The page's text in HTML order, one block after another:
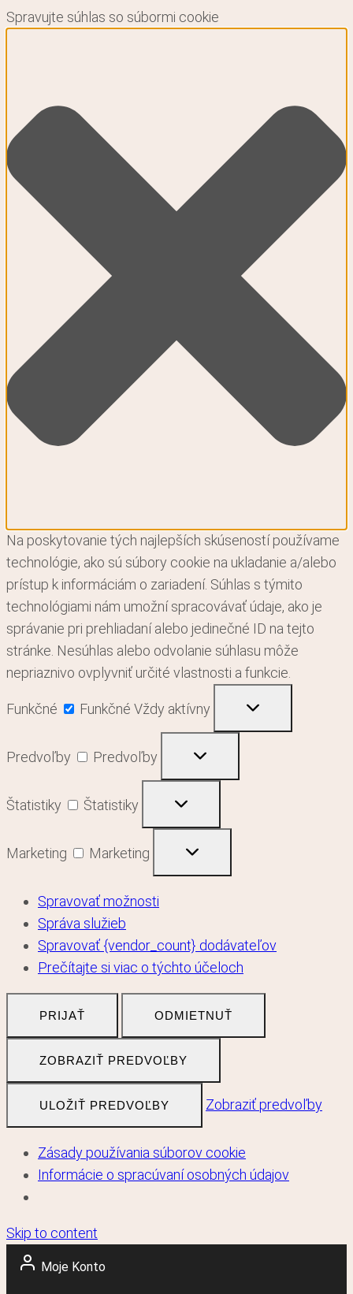
Spravujte súhlas so súbormi cookie
Na poskytovanie tých najlepších skúseností používame
technológie, ako sú súbory cookie na ukladanie a/alebo
prístup k informáciám o zariadení. Súhlas s týmito
technológiami nám umožní spracovávať údaje, ako je
správanie pri prehliadaní alebo jedinečné ID na tejto
stránke. Nesúhlas alebo odvolanie súhlasu môže
nepriaznivo ovplyvniť určité vlastnosti a funkcie.
Funkčné Funkčné Vždy aktívny
Predvoľby Predvoľby
Štatistiky Štatistiky
Marketing Marketing
Spravovať možnosti
Správa služieb
Spravovať {vendor_count} dodávateľov
Prečítajte si viac o týchto účeloch
PRIJAŤ ODMIETNUŤ
ZOBRAZIŤ PREDVOĽBY
ULOŽIŤ PREDVOĽBY Zobraziť predvoľby
Zásady používania súborov cookie
Informácie o spracúvaní osobných údajov
Skip to content
Moje Konto